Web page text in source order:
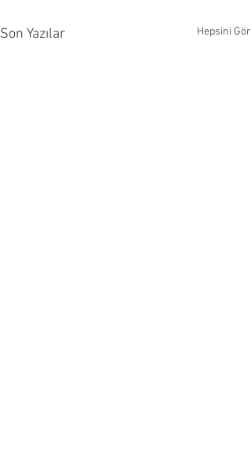
Son Yazılar Hepsini Gör